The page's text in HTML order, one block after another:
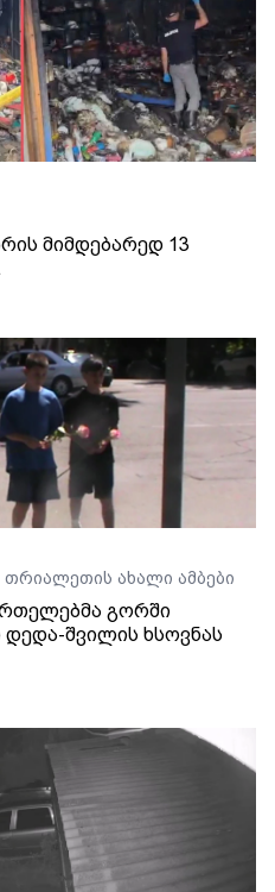
მიმდებარედ 13
თრიალეთის ახალი ამბები
გორში
შვილის ხსოვნას